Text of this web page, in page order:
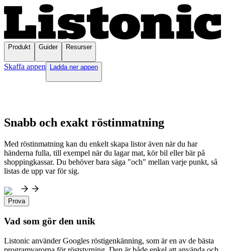
Produkt Guider Resurser
Skaffa appen Ladda ner appen
Snabb och exakt röstinmatning
Med röstinmatning kan du enkelt skapa listor även när du har
händerna fulla, till exempel när du lagar mat, kör bil eller bär på
shoppingkassar. Du behöver bara säga "och" mellan varje punkt, så
listas de upp var för sig.
Prova
Vad som gör den unik
Listonic använder Googles röstigenkänning, som är en av de bästa